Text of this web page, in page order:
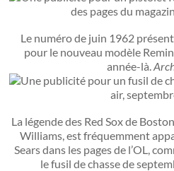
Le numéro de juin 1962
pour le nouveau modèle
année-là.
La légende des Red Sox de
Williams, est fréquemment
Sears dans les pages de l’OL,
le fusil de chasse de